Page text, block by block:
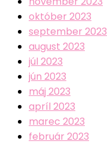
október 2023
september 2023
august 2023
júl 2023
jún 2023
máj 2023
apríl 2023
marec 2023
február 2023